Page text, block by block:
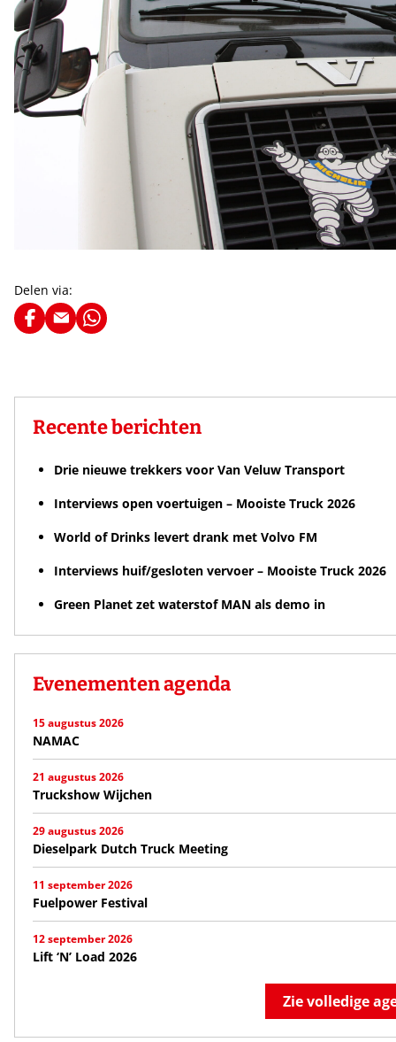
Delen via:
Recente berichten
Drie nieuwe trekkers voor Van Veluw Transport
Interviews open voertuigen – Mooiste Truck 2026
World of Drinks levert drank met Volvo FM
Interviews huif/gesloten vervoer – Mooiste Truck 2026
Green Planet zet waterstof MAN als demo in
Evenementen agenda
15 augustus 2026
NAMAC
21 augustus 2026
Truckshow Wijchen
29 augustus 2026
Dieselpark Dutch Truck Meeting
11 september 2026
Fuelpower Festival
12 september 2026
Lift ‘N’ Load 2026
Zie volledige